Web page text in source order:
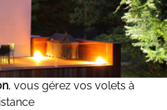
, vous gérez vos volets à